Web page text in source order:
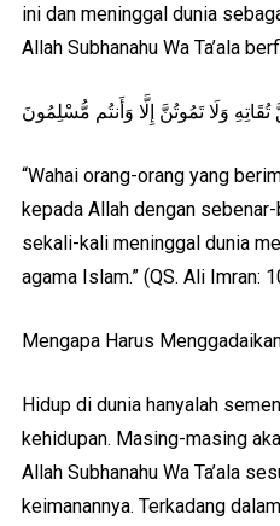
ini dan meninggal dunia
Allah Subhanahu Wa Ta’ala
تُقَاتِهِ وَلَا تَمُوتُنَّ إِلَّا وَأَنتُم مُّسْلِمُونَ
“Wahai orang-orang yang
kepada Allah dengan
sekali-kali meninggal dunia
agama Islam.” (QS. Ali Imran:
Mengapa Harus
Hidup di dunia hanyalah
kehidupan. Masing-masing
Allah Subhanahu Wa Ta’ala
keimanannya. Terkadang